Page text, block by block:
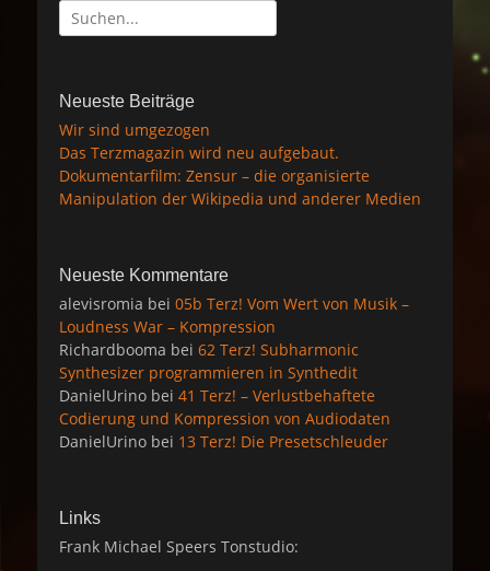
Suche
nach:
Neueste Beiträge
Wir sind umgezogen
Das Terzmagazin wird neu aufgebaut.
Dokumentarfilm: Zensur – die organisierte
Manipulation der Wikipedia und anderer Medien
Neueste Kommentare
alevisromia bei 05b Terz! Vom Wert von Musik –
Loudness War – Kompression
Richardbooma bei 62 Terz! Subharmonic
Synthesizer programmieren in Synthedit
DanielUrino bei 41 Terz! – Verlustbehaftete
Codierung und Kompression von Audiodaten
DanielUrino bei 13 Terz! Die Presetschleuder
Links
Frank Michael Speers Tonstudio: